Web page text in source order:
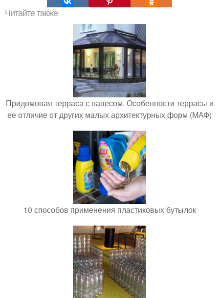
Читайте также
Придомовая терраса с навесом. Особенности террасы и
ее отличие от других малых архитектурных форм (МАФ)
10 способов применения пластиковых бутылок